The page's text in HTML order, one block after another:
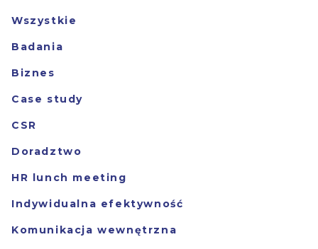
Wszystkie
Badania
Biznes
Case study
CSR
Doradztwo
HR lunch meeting
Indywidualna efektywność
Komunikacja wewnętrzna